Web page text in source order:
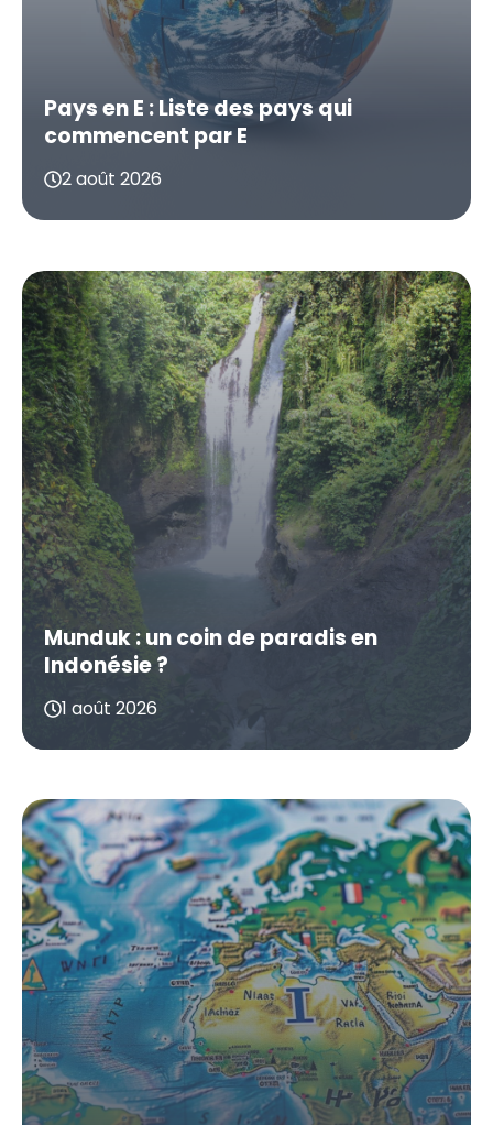
Pays en E : Liste des pays qui
commencent par E
2 août 2026
Munduk : un coin de paradis en
Indonésie ?
1 août 2026